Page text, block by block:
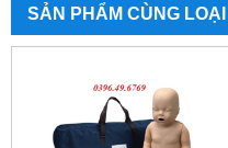
SẢN PHẨM CÙNG LOẠI